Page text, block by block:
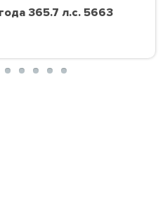
365.7 л.с. 5663